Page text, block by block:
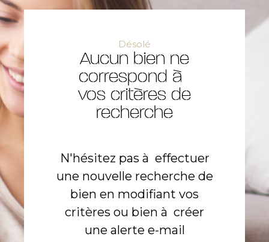
Désolé
Aucun bien ne
correspond à
vos critères de
recherche
N'hésitez pas à effectuer
une nouvelle recherche de
bien en modifiant vos
critères ou bien à créer
une alerte e-mail